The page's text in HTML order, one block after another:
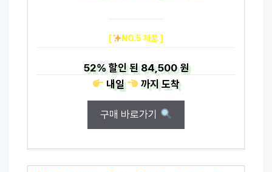
[ NO.5 제품 ]
52%할인 된84,500 원
내일
까지도착
구매 바로가기